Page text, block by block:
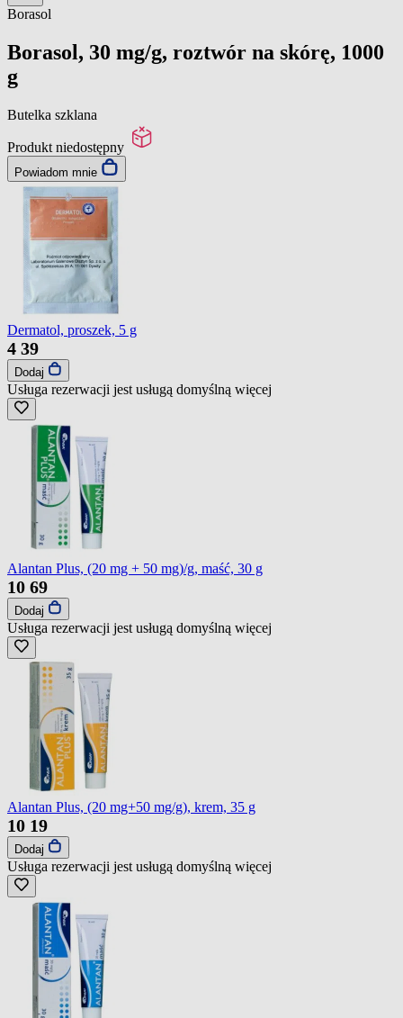
Borasol
Borasol, 30 mg/g, roztwór na skórę, 1000
g
Butelka szklana
Produkt niedostępny
Powiadom mnie
Dermatol, proszek, 5 g
4 39
Dodaj
Usługa rezerwacji jest usługą domyślną więcej
Alantan Plus, (20 mg + 50 mg)/g, maść, 30 g
10 69
Dodaj
Usługa rezerwacji jest usługą domyślną więcej
Alantan Plus, (20 mg+50 mg/g), krem, 35 g
10 19
Dodaj
Usługa rezerwacji jest usługą domyślną więcej